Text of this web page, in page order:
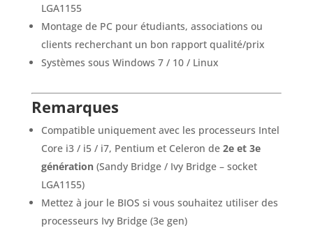
LGA1155
Montage de PC pour étudiants, associations ou
clients recherchant un bon rapport qualité/prix
Systèmes sous Windows 7 / 10 / Linux
Remarques
Compatible uniquement avec les processeurs Intel
Core i3 / i5 / i7, Pentium et Celeron de 2e et 3e
génération(Sandy Bridge / Ivy Bridge – socket
LGA1155)
Mettez à jour le BIOS si vous souhaitez utiliser des
processeurs Ivy Bridge (3e gen)